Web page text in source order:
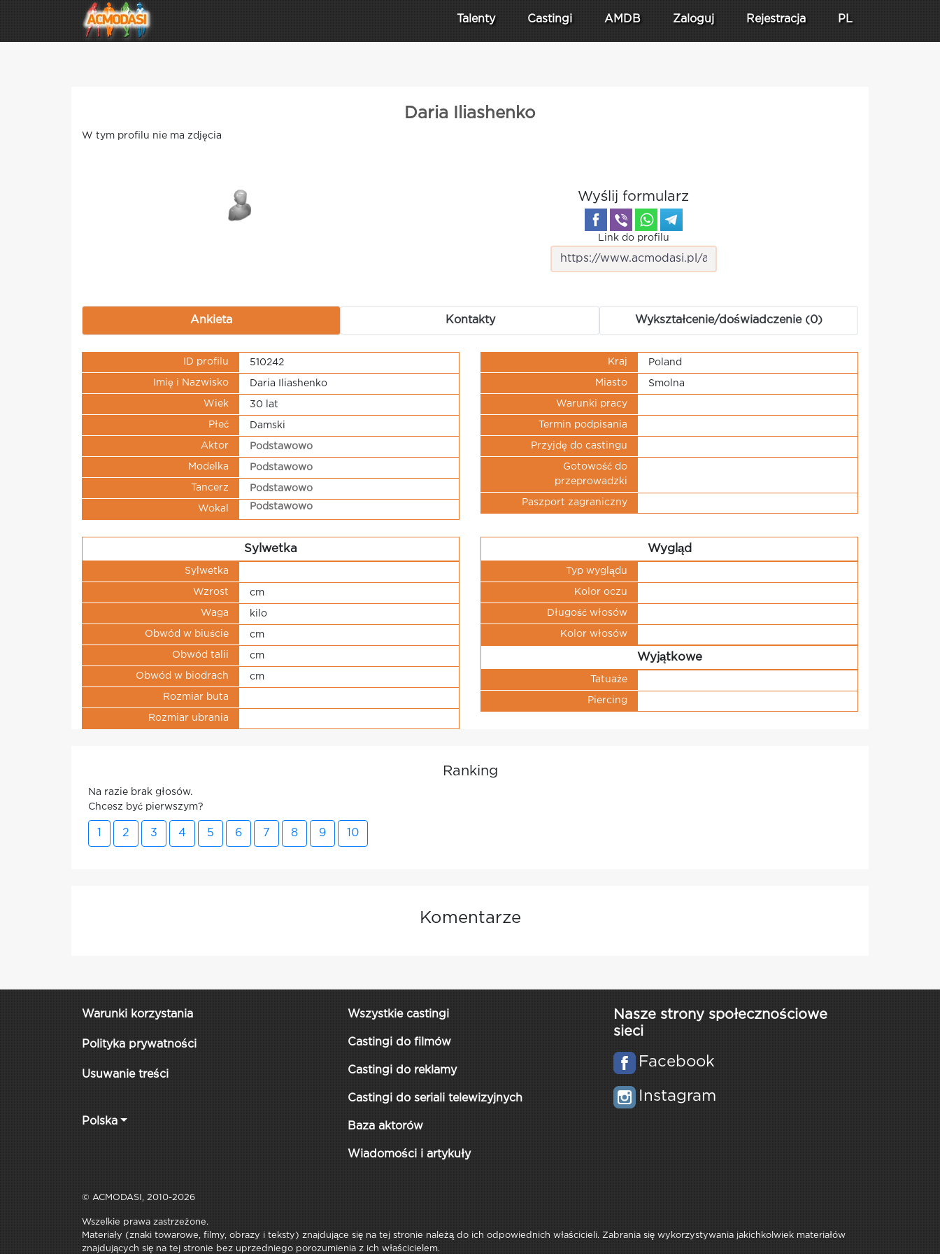
Talenty Castingi AMDB Zaloguj Rejestracja PL
Daria Iliashenko
W tym profilu nie ma zdjęcia
Wyślij formularz
Link do profilu
Ankieta Kontakty Wykształcenie/doświadczenie (0)
ID profilu 510242
Imię i Nazwisko Daria Iliashenko
Wiek 30 lat
Płeć Damski
Aktor Podstawowo
Modelka Podstawowo
Tancerz Podstawowo
Wokal Podstawowo
Kraj Poland
Miasto Smolna
Warunki pracy
Termin podpisania
Przyjdę do castingu
Gotowość do
przeprowadzki
Paszport zagraniczny
Sylwetka
Sylwetka
Wzrost cm
Waga kilo
Obwód w biuście cm
Obwód talii cm
Obwód w biodrach cm
Rozmiar buta
Rozmiar ubrania
Wygląd
Typ wyglądu
Kolor oczu
Długość włosów
Kolor włosów
Wyjątkowe
Tatuaże
Piercing
Ranking
Na razie brak głosów.
Chcesz być pierwszym?
2 3 4 5 6 7 8 9 10
Komentarze
Warunki korzystania
Polityka prywatności
Usuwanie treści
Polska
Wszystkie castingi
Castingi do filmów
Castingi do reklamy
Castingi do seriali telewizyjnych
Baza aktorów
Wiadomości i artykuły
Nasze strony społecznościowe
sieci
Facebook
Instagram
© ACMODASI, 2010-2026
Wszelkie prawa zastrzeżone.
Materiały (znaki towarowe, filmy, obrazy i teksty) znajdujące się na tej stronie należą do ich odpowiednich właścicieli. Zabrania się wykorzystywania jakichkolwiek materiałów
znajdujących się na tej stronie bez uprzedniego porozumienia z ich właścicielem.